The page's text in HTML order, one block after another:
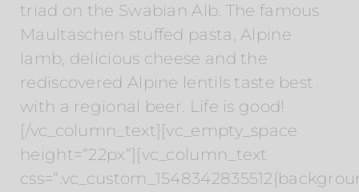
triad on the Swabian Alb. The famous
Maultaschen stuffed pasta, Alpine
lamb, delicious cheese and the
rediscovered Alpine lentils taste best
with a regional beer. Life is good!
[/vc_column_text][vc_empty_space
height=“22px“][vc_column_text